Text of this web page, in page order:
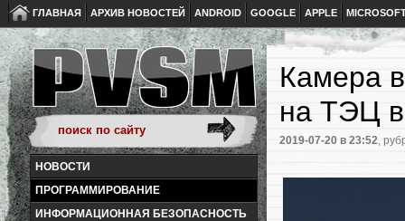
ГЛАВНАЯ АРХИВ НОВОСТЕЙ ANDROID GOOGLE APPLE
НОВОСТИ
ПРОГРАММИРОВАНИЕ
ИНФОРМАЦИОННАЯ БЕЗОПАСНОСТЬ
Камера
на ТЭЦ
2019-07-20 в 23:52,